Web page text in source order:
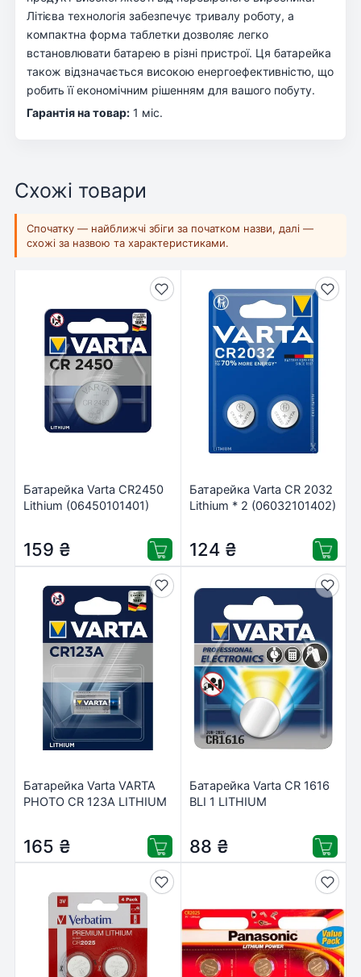
Літієва технологія забезпечує тривалу роботу, а
компактна форма таблетки дозволяє легко
встановлювати батарею в різні пристрої. Ця батарейка
також відзначається високою енергоефективністю, що
робить її економічним рішенням для вашого побуту.
Гарантія на товар: 1 міс.
Схожі товари
Спочатку — найближчі збіги за початком назви, далі —
схожі за назвою та характеристиками.
Батарейка Varta CR2450
Lithium (06450101401)
159 ₴
Батарейка Varta CR 2032
Lithium * 2 (06032101402)
124 ₴
Батарейка Varta VARTA
PHOTO CR 123A LITHIUM
165 ₴
Батарейка Varta CR 1616
BLI 1 LITHIUM
88 ₴